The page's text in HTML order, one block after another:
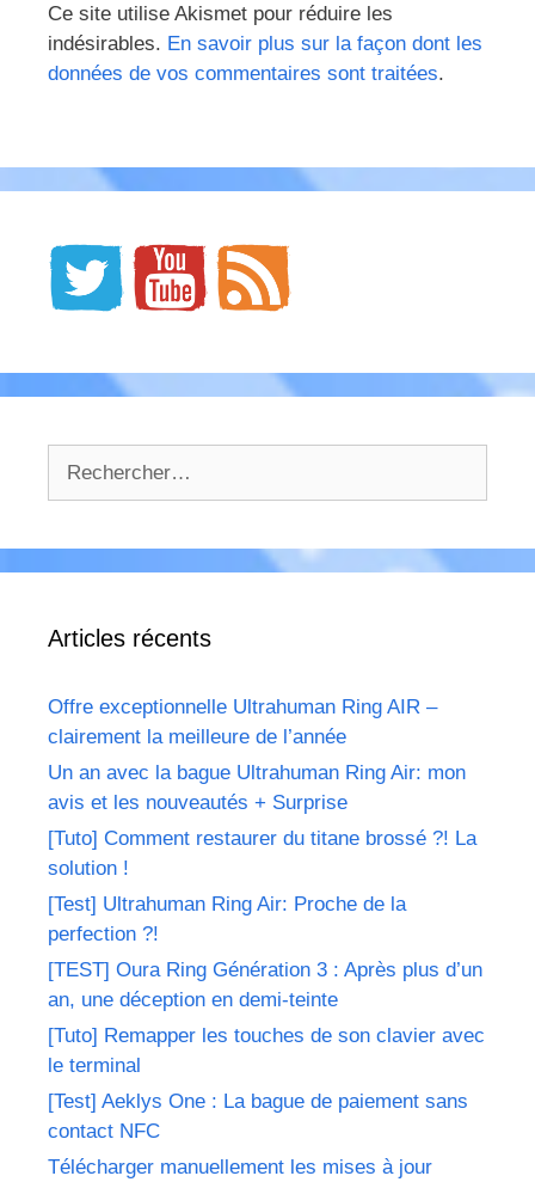
Ce site utilise Akismet pour réduire les
indésirables. En savoir plus sur la façon dont les
données de vos commentaires sont traitées.
Articles récents
Offre exceptionnelle Ultrahuman Ring AIR –
clairement la meilleure de l’année
Un an avec la bague Ultrahuman Ring Air: mon
avis et les nouveautés + Surprise
[Tuto] Comment restaurer du titane brossé ?! La
solution !
[Test] Ultrahuman Ring Air: Proche de la
perfection ?!
[TEST] Oura Ring Génération 3 : Après plus d’un
an, une déception en demi-teinte
[Tuto] Remapper les touches de son clavier avec
le terminal
[Test] Aeklys One : La bague de paiement sans
contact NFC
Télécharger manuellement les mises à jour